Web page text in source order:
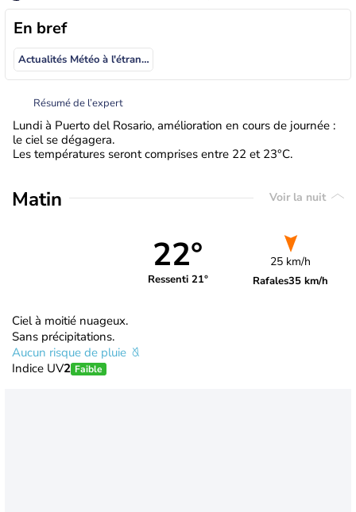
En bref
Actualités Météo à l'étranger
Résumé de l’expert
Lundi à Puerto del Rosario, amélioration en cours de journée :
le ciel se dégagera.
Les températures seront comprises entre 22 et 23°C.
Matin Voir la nuit
22°
Ressenti 21°
25 km/h
Rafales35 km/h
Ciel à moitié nuageux.
Sans précipitations.
Aucun risque de pluie
Indice UV2 Faible